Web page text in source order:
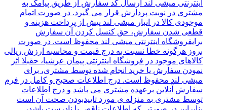
اینترنتی میشی لند ارسال کد سفارش از طریق پیامک به
مشتری در نوبت پردازش قرار می گیرد. در صورت اتمام
موجودی کالا در انبار میشی لند پیش از پرداخت هزینه و
قطعی شدن سفارش، حق کنسل کردن آن سفارش
برایفروشگاه اینترنتی میشی لند محفوظ است. در صورت
بروز هرگونه خطا نسبت به درج قیمت و محاسبه ارزش ریالی
کالاهای موجود در فروشگاه اینترنتی پیمان عرشیا، حقبلا اثر
نمودن سفارش یا خرید انجام شده توسط مشتری، برای
میشی لند محفوظ است. درج اطلاعات صحیح و کامل در فرم
سفارش آنلاین برعهده مشتری می باشد و درج اطلاعات
توسط مشتری به منزله ی مورد تاییدبودن صحت آن است